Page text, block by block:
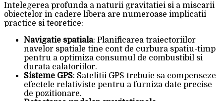
Intelegerea profunda a naturii gravitatiei si a miscarii
obiectelor in cadere libera are numeroase implicatii
practice si teoretice:
Navigatie spatiala: Planificarea traiectoriilor
navelor spatiale tine cont de curbura spatiu-timp
pentru a optimiza consumul de combustibil si
durata calatoriilor.
Sisteme GPS: Satelitii GPS trebuie sa compenseze
efectele relativiste pentru a furniza date precise
de pozitionare.